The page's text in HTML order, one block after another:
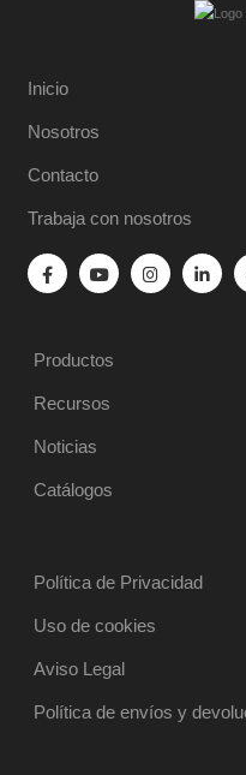
Inicio
Nosotros
Contacto
Trabaja con nosotros
Productos
Recursos
Noticias
Catálogos
Política de Privacidad
Uso de cookies
Aviso Legal
Política de envíos y